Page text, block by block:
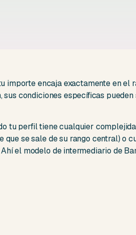
importe encaja exactamente en el
condiciones específicas pueden
tu perfil tiene cualquier
se sale de su rango central) o
el modelo de intermediario de